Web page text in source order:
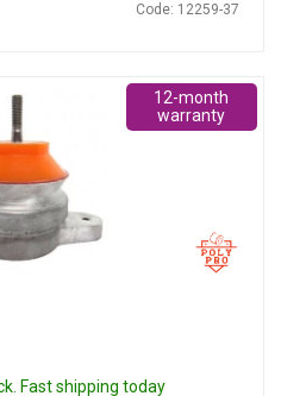
Code: 12259-37
Fast shipping today
12-month
warranty